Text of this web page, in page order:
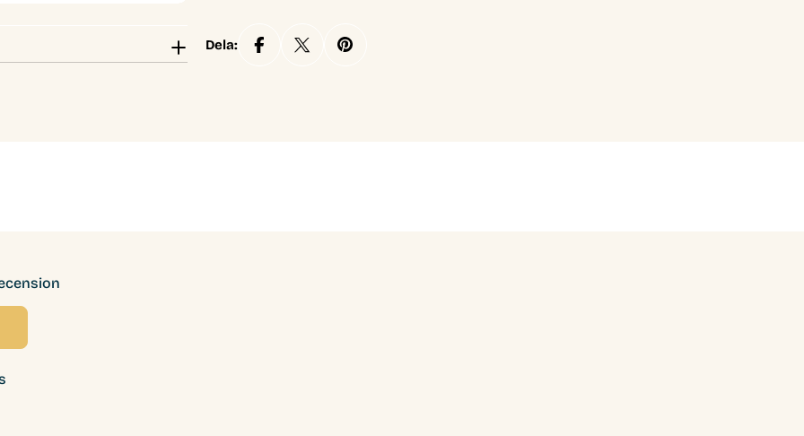
Dela: